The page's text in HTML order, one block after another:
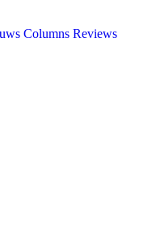
Columns Reviews